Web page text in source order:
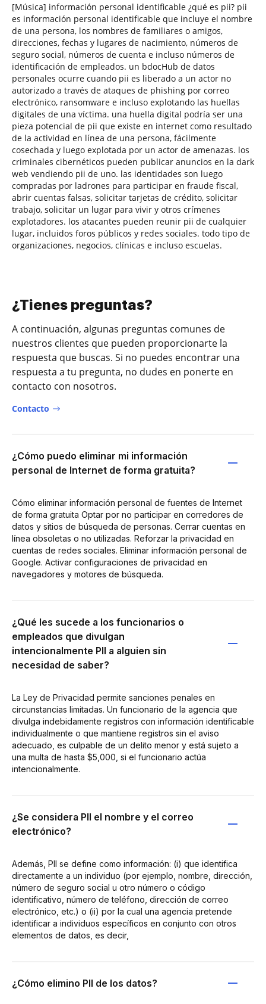
[Música] información personal identificable ¿qué es pii? pii
es información personal identificable que incluye el nombre
de una persona, los nombres de familiares o amigos,
direcciones, fechas y lugares de nacimiento, números de
seguro social, números de cuenta e incluso números de
identificación de empleados. un bdocHub de datos
personales ocurre cuando pii es liberado a un actor no
autorizado a través de ataques de phishing por correo
electrónico, ransomware e incluso explotando las huellas
digitales de una víctima. una huella digital podría ser una
pieza potencial de pii que existe en internet como resultado
de la actividad en línea de una persona, fácilmente
cosechada y luego explotada por un actor de amenazas. los
criminales cibernéticos pueden publicar anuncios en la dark
web vendiendo pii de uno. las identidades son luego
compradas por ladrones para participar en fraude fiscal,
abrir cuentas falsas, solicitar tarjetas de crédito, solicitar
trabajo, solicitar un lugar para vivir y otros crímenes
explotadores. los atacantes pueden reunir pii de cualquier
lugar, incluidos foros públicos y redes sociales. todo tipo de
organizaciones, negocios, clínicas e incluso escuelas.
¿Tienes preguntas?
A continuación, algunas preguntas comunes de
nuestros clientes que pueden proporcionarte la
respuesta que buscas. Si no puedes encontrar una
respuesta a tu pregunta, no dudes en ponerte en
contacto con nosotros.
Contacto
¿Cómo puedo eliminar mi información
personal de Internet de forma gratuita?
Cómo eliminar información personal de fuentes de Internet
de forma gratuita Optar por no participar en corredores de
datos y sitios de búsqueda de personas. Cerrar cuentas en
línea obsoletas o no utilizadas. Reforzar la privacidad en
cuentas de redes sociales. Eliminar información personal de
Google. Activar configuraciones de privacidad en
navegadores y motores de búsqueda.
¿Qué les sucede a los funcionarios o
empleados que divulgan
intencionalmente PII a alguien sin
necesidad de saber?
La Ley de Privacidad permite sanciones penales en
circunstancias limitadas. Un funcionario de la agencia que
divulga indebidamente registros con información identificable
individualmente o que mantiene registros sin el aviso
adecuado, es culpable de un delito menor y está sujeto a
una multa de hasta $5,000, si el funcionario actúa
intencionalmente.
¿Se considera PII el nombre y el correo
electrónico?
Además, PII se define como información: (i) que identifica
directamente a un individuo (por ejemplo, nombre, dirección,
número de seguro social u otro número o código
identificativo, número de teléfono, dirección de correo
electrónico, etc.) o (ii) por la cual una agencia pretende
identificar a individuos específicos en conjunto con otros
elementos de datos, es decir,
¿Cómo elimino PII de los datos?